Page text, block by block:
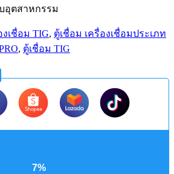
อุตสาหกรรม
งเชื่อม TIG, ตู้เชื่อม เครื่องเชื่อมประเภท
, ตู้เชื่อม TIG
7%